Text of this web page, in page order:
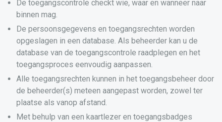
De toegangscontrole checkt wie, waar en wanneer naar
binnen mag.
De persoonsgegevens en toegangsrechten worden
opgeslagen in een database. Als beheerder kan u de
database van de toegangscontrole raadplegen en het
toegangsproces eenvoudig aanpassen.
Alle toegangsrechten kunnen in het toegangsbeheer door
de beheerder(s) meteen aangepast worden, zowel ter
plaatse als vanop afstand.
Met behulp van een kaartlezer en toegangsbadges